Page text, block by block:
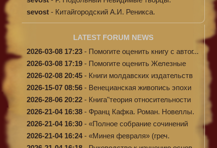
sevost - Китайгородский А.И. Реникса.
LATEST FORUM NEWS
2026-03-08 17:23 - Помогите оценить книгу с автог...
2026-03-08 17:19 - Помогите оценить Железные
доро...
2026-02-08 20:45 - Книги молдавских издательств
2026-15-07 08:56 - Венецианская живопись эпохи
Во...
2026-28-06 20:22 - Книга"теория относительности
и...
2026-21-04 16:38 - Франц Кафка. Роман. Новеллы.
П...
2026-21-04 16:30 - «Полное собрание сочинений
А.Н...
2026-21-04 16:24- «Минея февраля» (греч.